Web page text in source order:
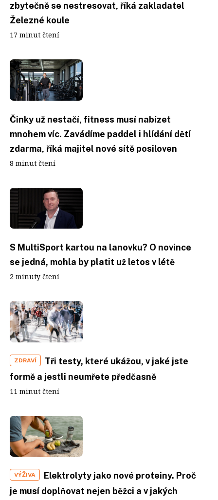
zbytečně se nestresovat, říká zakladatel
Železné koule
17 minut čtení
Činky už nestačí, fitness musí nabízet
mnohem víc. Zavádíme paddel i hlídání dětí
zdarma, říká majitel nové sítě posiloven
8 minut čtení
S MultiSport kartou na lanovku? O novince
se jedná, mohla by platit už letos v létě
2 minuty čtení
ZDRAVÍ
Tři testy, které ukážou, v jaké jste
formě a jestli neumřete předčasně
11 minut čtení
VÝŽIVA
Elektrolyty jako nové proteiny. Proč
je musí doplňovat nejen běžci a v jakých